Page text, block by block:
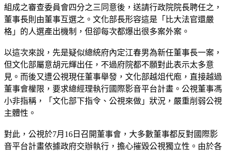
組成之審查委員會四分之三同意後，送請行政院院長聘任之，
董事長則由董事互選之。文化部長形容這是「比大法官還嚴
格」的人選產出機制，但卻每次都爆出很多案外案。
以這次來說，先是疑似總統府內定江春男為新任董事長一案，
但文化部屬意胡元輝出任，不過府院都不願對此表示太多意
見。而後又遭公視現任董事舉發，文化部越俎代庖，直接越過
董事會權限，要求總經理執行國際影音平台計畫。公視董事馮
小非指稱，「文化部下指令、公視來做」狀況，嚴重削弱公視
主體性。
對此，公視於7月16日召開董事會，大多數董事都反對國際影
音平台計畫依據政府交辦執行，擔心摧毀公視獨立性。由於各